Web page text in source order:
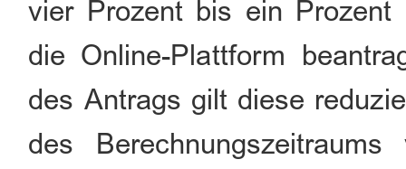
vier Prozent bis ein Prozent
die Online-Plattform
des Antrags gilt diese
des